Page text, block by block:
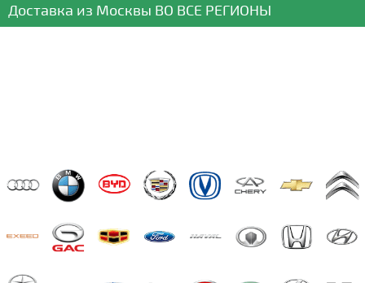
Доставка из Москвы ВО ВСЕ РЕГИОНЫ